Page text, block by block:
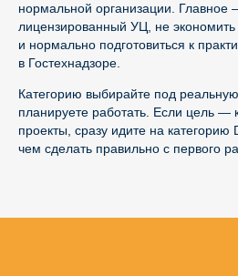
нормальной организации. Главное
лицензированный УЦ, не экономить
и нормально подготовиться к
в Гостехнадзоре.
Категорию выбирайте под
планируете работать. Если цель
проекты, сразу идите на категорию
чем сделать правильно с первого